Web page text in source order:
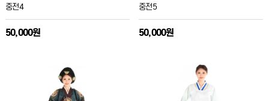
중전4
50,000원
중전5
50,000원